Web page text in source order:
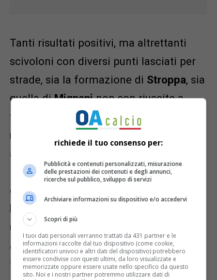
Tanti risultati positivi, ma altrettanti
scivoloni con diversi punti lasciati per
strade, sia la formazione di Stroppa, sia
quella diMignaninon son riuscite a
trovare continuità in stagione. La
neopromossa
andata incontro ad una mini-
involuzione nella fase conclusiva del
girone d’andata; la
lombarda
una rosa di primissimo livello, se non
addirittura il miglior organico del
torneo, si trova attualmente inquarta
richiede il tuo consenso per:
Pubblicità e contenuti personalizzati, misurazione
delle prestazioni dei contenuti e degli annunci,
ricerche sul pubblico, sviluppo di servizi
Archiviare informazioni su dispositivo e/o accedervi
Scopri di più
I tuoi dati personali verranno trattati da 431 partner e le
informazioni raccolte dal tuo dispositivo (come cookie,
identificatori univoci e altri dati del dispositivo) potrebbero
essere condivise con questi ultimi, da loro visualizzate e
memorizzate oppure essere usate nello specifico da questo
sito. Noi e i nostri partner potremmo utilizzare dati di